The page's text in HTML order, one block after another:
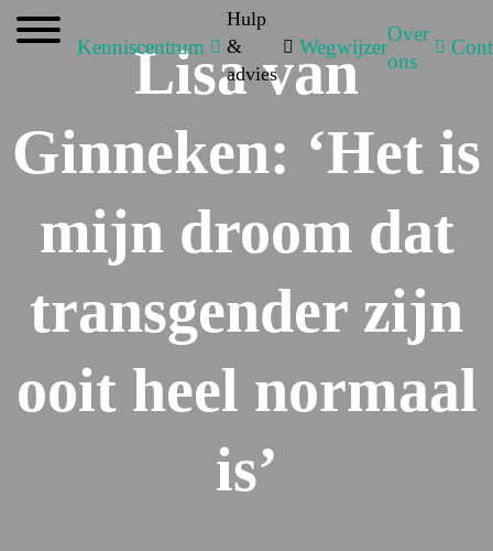
Kenniscentrum
Hulp
&
advies
Wegwijzer
Over
ons
Lisa van
Ginneken: ‘Het is
mijn droom dat
transgender zijn
ooit heel normaal
is’